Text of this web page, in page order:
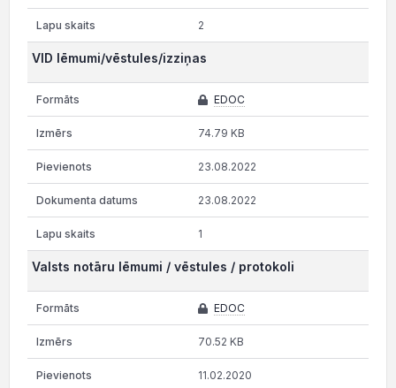
2
VID lēmumi/vēstules/izziņas
EDOC
74.79 KB
23.08.2022
23.08.2022
1
Valsts notāru lēmumi / vēstules / protokoli
EDOC
70.52 KB
11.02.2020